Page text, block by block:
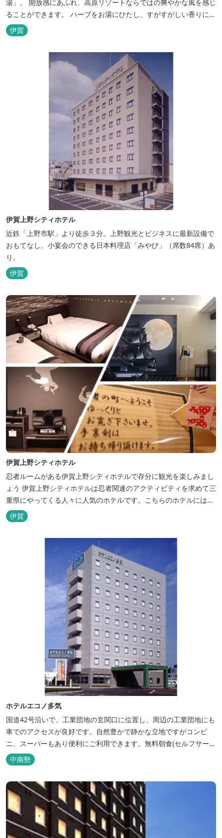
湯」。 開放感にあふれ、高原リゾートならではの爽やかな風を感じ
ることができます。 ハーブをお湯にひたし、すがすがしい香りに心
あらわれる「香りの湯」は、特に女性の方に人気です。 その他、
広々とした空間とたっぷりのお湯が魅力の「大浴場」、高原の景色
を満喫できる「露天風呂」、さらに「ミストサウナ」の合計4種の
お湯をお楽しみいただけま...
伊賀
伊賀上野シティホテル
近鉄「上野市駅」より徒歩３分。上野観光とビジネスに最新設備で
おもてなし。小宴会のできる日本料理店「みやび」（席数84席）あ
り。
伊賀
伊賀上野シティホテル
忍者ルームがある伊賀上野シティホテルで存分に観光を楽しみまし
ょう 伊賀上野シティホテルは忍者関連のアクティビティを求めて三
重県にやってくる人々に人気のホテルです。こちらのホテルには、
忍者の内装が施された部屋がいくつかあります。壁紙からトイレッ
トペーパーに至るまで、忍者に関連したデザインモチーフがあしら
われています。 伊賀上野城や伊賀流忍者博物館から徒歩わずか10
分の位置にあるこのホテ...
伊賀
ホテルエコノ多気
国道42号沿いで、工業団地の玄関口に位置し、周辺の工業団地にも
車でのアクセスが良好です。自然豊かで静かな立地ですがコンビ
ニ、スーパーもあり便利にご利用できます。無料朝食(セルフサービ
ス)、大型無料駐車場も完備。
中南勢